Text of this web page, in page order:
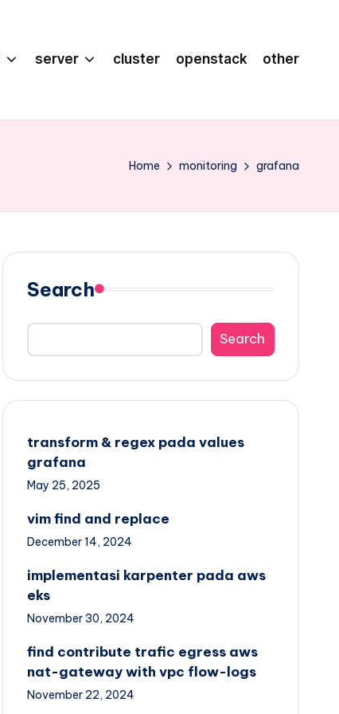
server cluster openstack other
Home monitoring grafana
Search
Search
transform & regex pada values
grafana
May 25, 2025
vim find and replace
December 14, 2024
implementasi karpenter pada aws
eks
November 30, 2024
find contribute trafic egress aws
nat-gateway with vpc flow-logs
November 22, 2024